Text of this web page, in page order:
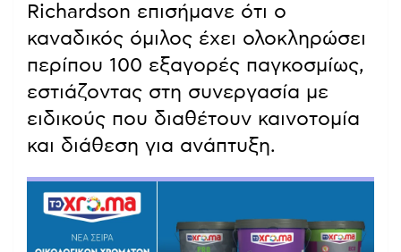
Richardson επισήμανε ότι ο
καναδικός όμιλος έχει ολοκληρώσει
περίπου 100 εξαγορές παγκοσμίως,
εστιάζοντας στη συνεργασία με
ειδικούς που διαθέτουν καινοτομία
και διάθεση για ανάπτυξη.